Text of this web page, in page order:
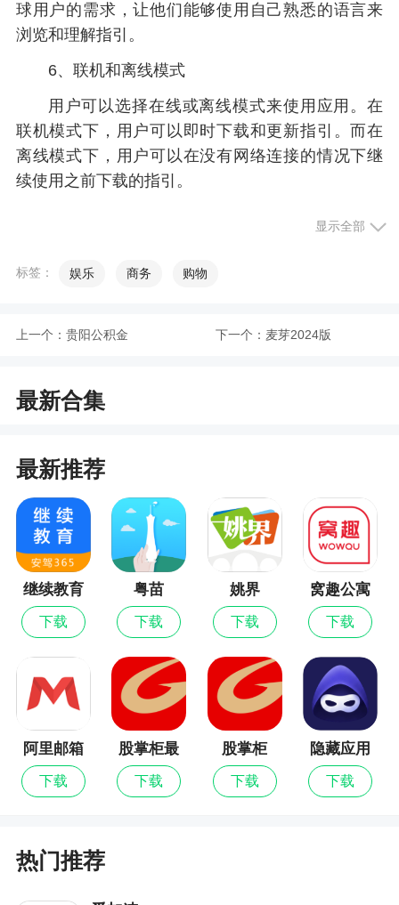
球用户的需求，让他们能够使用自己熟悉的语言来
浏览和理解指引。
6、联机和离线模式
用户可以选择在线或离线模式来使用应用。在
联机模式下，用户可以即时下载和更新指引。而在
离线模式下，用户可以在没有网络连接的情况下继
续使用之前下载的指引。
1、识别乐高r套装和零件号码及其用途
致的套装，其中许多有相似的名称。我们使用数字
第一套装型号是三位数字，随着我们制作的套装越
来越多，我们开始使用更长的号码。目前，套装型
上。
2、识别零件编号
就跟乐高套装一样，每个乐高零件都有独一无
二的零件编号。大部份较新款的套装，您可以在拼
砌说明书最后几页的零件列表中找到零件号码：
除了零件编号外，另一个识别零件的好方法是
数字的设计编号。这个数字很小，因此您可能需要
在强光下旋转零件才能看到它。
3、额外机械组套装拼砌说明书
绝大部分的机械组套装都有另外版本的说明
书，以达到使用相同零件来拼砌不同模型的目的。
显示全部
标签： 娱乐 商务 购物
上一个： 贵阳公积金 下一个： 麦芽2024版
最新合集
最新推荐
继续教育
下载
粤苗
下载
姚界
下载
窝趣公寓
下载
阿里邮箱
下载
股掌柜最
新版
下载
股掌柜
下载
隐藏应用
图标
下载
热门推荐